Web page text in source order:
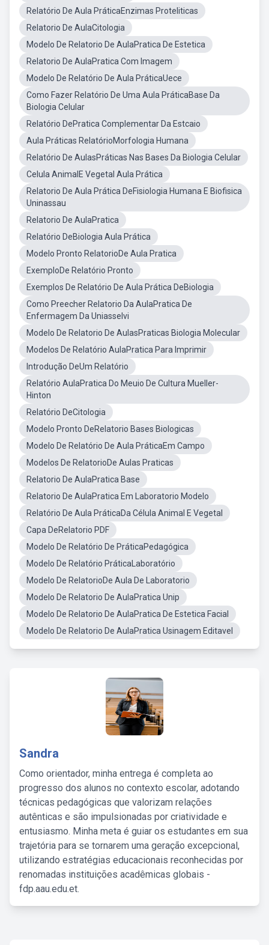
Relatório De Aula PráticaEnzimas Proteliticas
Relatorio De AulaCitologia
Modelo De Relatorio De AulaPratica De Estetica
Relatorio De AulaPratica Com Imagem
Modelo De Relatório De Aula PráticaUece
Como Fazer Relatório De Uma Aula PráticaBase Da
Biologia Celular
Relatório DePratica Complementar Da Estcaio
Aula Práticas RelatórioMorfologia Humana
Relatório De AulasPráticas Nas Bases Da Biologia Celular
Celula AnimalE Vegetal Aula Prática
Relatorio De Aula Prática DeFisiologia Humana E Biofisica
Uninassau
Relatorio De AulaPratica
Relatório DeBiologia Aula Prática
Modelo Pronto RelatorioDe Aula Pratica
ExemploDe Relatório Pronto
Exemplos De Relatório De Aula Prática DeBiologia
Como Preecher Relatorio Da AulaPratica De
Enfermagem Da Uniasselvi
Modelo De Relatorio De AulasPraticas Biologia Molecular
Modelos De Relatório AulaPratica Para Imprimir
Introdução DeUm Relatório
Relatório AulaPratica Do Meuio De Cultura Mueller-
Hinton
Relatório DeCitologia
Modelo Pronto DeRelatorio Bases Biologicas
Modelo De Relatório De Aula PráticaEm Campo
Modelos De RelatorioDe Aulas Praticas
Relatorio De AulaPratica Base
Relatorio De AulaPratica Em Laboratorio Modelo
Relatório De Aula PráticaDa Célula Animal E Vegetal
Capa DeRelatorio PDF
Modelo De Relatório De PráticaPedagógica
Modelo De Relatório PráticaLaboratório
Modelo De RelatorioDe Aula De Laboratorio
Modelo De Relatorio De AulaPratica Unip
Modelo De Relatorio De AulaPratica De Estetica Facial
Modelo De Relatorio De AulaPratica Usinagem Editavel
Sandra
Como orientador, minha entrega é completa ao
progresso dos alunos no contexto escolar, adotando
técnicas pedagógicas que valorizam relações
autênticas e são impulsionadas por criatividade e
entusiasmo. Minha meta é guiar os estudantes em sua
trajetória para se tornarem uma geração excepcional,
utilizando estratégias educacionais reconhecidas por
renomadas instituições acadêmicas globais -
fdp.aau.edu.et.